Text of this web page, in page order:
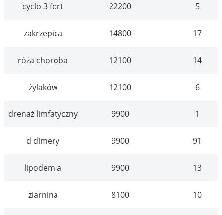
cyclo 3 fort 22200 5
zakrzepica 14800 17
róża choroba 12100 14
żylaków 12100 6
drenaż limfatyczny 9900 1
d dimery 9900 91
lipodemia 9900 13
ziarnina 8100 10